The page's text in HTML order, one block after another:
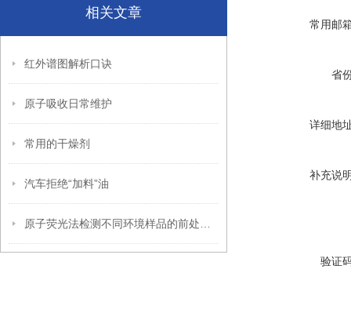
相关文章
红外谱图解析口诀
原子吸收日常维护
常用的干燥剂
汽车拒绝“加料”油
常用邮
省
详细地
补充说
验证